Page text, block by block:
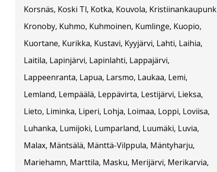
Korsnäs, Koski Tl, Kotka, Kouvola,
Kronoby, Kuhmo, Kuhmoinen, Kumlinge, Kuopio,
Kuortane, Kurikka, Kustavi, Kyyjärvi, Lahti, Laihia,
Laitila, Lapinjärvi, Lapinlahti, Lappajärvi,
Lappeenranta, Lapua, Larsmo, Laukaa, Lemi,
Lemland, Lempäälä, Leppävirta, Lestijärvi, Lieksa,
Lieto, Liminka, Liperi, Lohja, Loimaa, Loppi, Loviisa,
Luhanka, Lumijoki, Lumparland, Luumäki, Luvia,
Malax, Mäntsälä, Mänttä-Vilppula, Mäntyharju,
Mariehamn, Marttila, Masku, Merijärvi, Merikarvia,